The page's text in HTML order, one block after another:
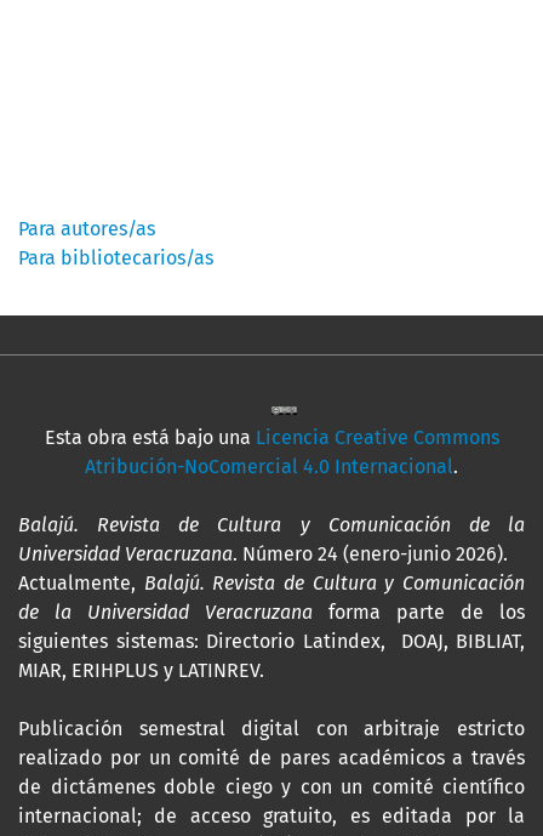
Para autores/as
Para bibliotecarios/as
Esta obra está bajo una Licencia Creative Commons
Atribución-NoComercial 4.0 Internacional.
Balajú. Revista de Cultura y Comunicación de la
Universidad Veracruzana. Número 24 (enero-junio 2026).
Actualmente, Balajú. Revista de Cultura y Comunicación
de la Universidad Veracruzana forma parte de los
siguientes sistemas: Directorio Latindex, DOAJ, BIBLIAT,
MIAR, ERIHPLUS y LATINREV.
Publicación semestral digital con arbitraje estricto
realizado por un comité de pares académicos a través
de dictámenes doble ciego y con un comité científico
internacional; de acceso gratuito, es editada por la